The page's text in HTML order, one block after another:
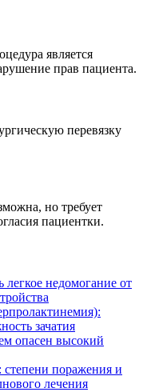
является
прав пациента.
перевязку
но требует
пациентки.
недомогание от
зачатия
опасен высокий
поражения и
лечения